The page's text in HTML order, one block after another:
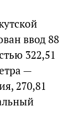
ввод 88
322,51
—
270,81